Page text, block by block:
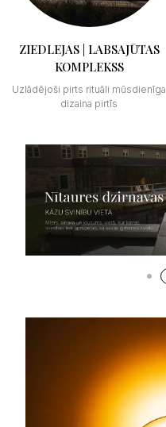
ZIEDLEJAS | LABSAJŪTAS
KOMPLEKSS
Uzlādējoši pirts rituāli mūsdienīga
dizaina pirtīs